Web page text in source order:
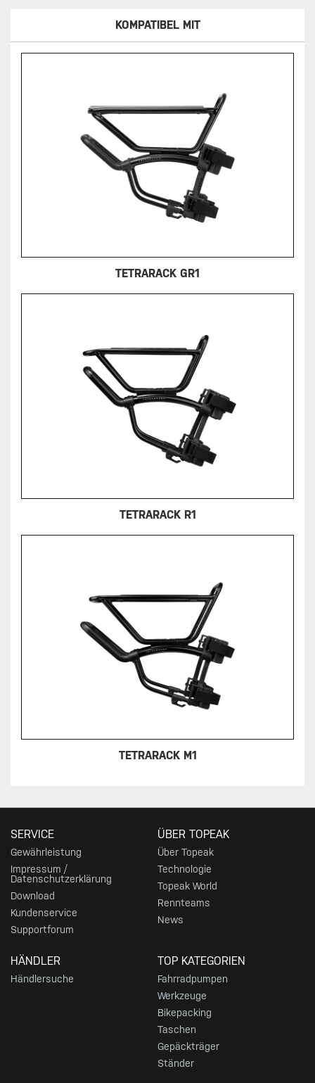
KOMPATIBEL MIT
TETRARACK GR1
TETRARACK R1
TETRARACK M1
SERVICE
Gewährleistung
Impressum /
Datenschutzerklärung
Download
Kundenservice
Supportforum
ÜBER TOPEAK
Über Topeak
Technologie
Topeak World
Rennteams
News
HÄNDLER
Händlersuche
TOP KATEGORIEN
Fahrradpumpen
Werkzeuge
Bikepacking
Taschen
Gepäckträger
Ständer